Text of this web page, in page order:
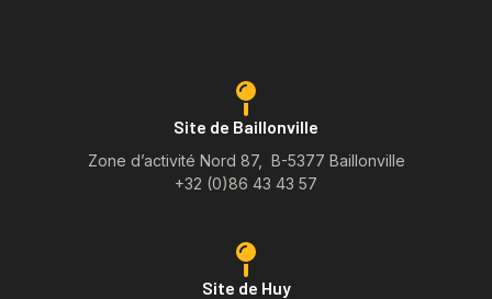
Site de Baillonville
Zone d’activité Nord 87, B-5377 Baillonville
+32 (0)86 43 43 57
Site de Huy